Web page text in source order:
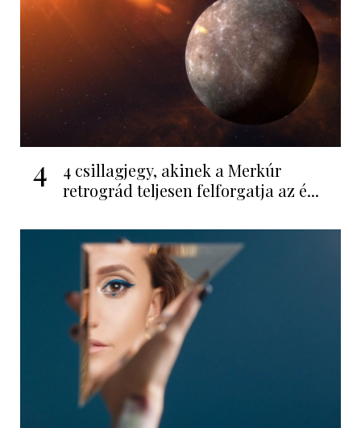
4
4 csillagjegy, akinek a Merkúr
retrográd teljesen felforgatja az é...